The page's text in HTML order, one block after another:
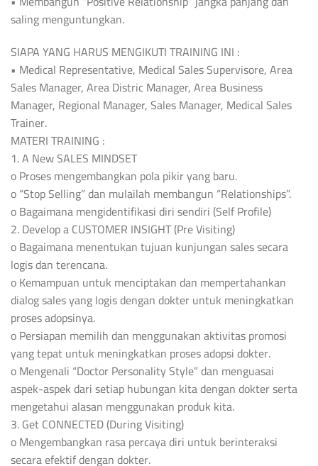
saling menguntungkan.
SIAPA YANG HARUS MENGIKUTI TRAINING INI :
• Medical Representative, Medical Sales Supervisore, Area
Sales Manager, Area Distric Manager, Area Business
Manager, Regional Manager, Sales Manager, Medical Sales
Trainer.
MATERI TRAINING :
1. A New SALES MINDSET
o Proses mengembangkan pola pikir yang baru.
o “Stop Selling” dan mulailah membangun “Relationships”.
o Bagaimana mengidentifikasi diri sendiri (Self Profile)
2. Develop a CUSTOMER INSIGHT (Pre Visiting)
o Bagaimana menentukan tujuan kunjungan sales secara
logis dan terencana.
o Kemampuan untuk menciptakan dan mempertahankan
dialog sales yang logis dengan dokter untuk meningkatkan
proses adopsinya.
o Persiapan memilih dan menggunakan aktivitas promosi
yang tepat untuk meningkatkan proses adopsi dokter.
o Mengenali “Doctor Personality Style” dan menguasai
aspek-aspek dari setiap hubungan kita dengan dokter serta
mengetahui alasan menggunakan produk kita.
3. Get CONNECTED (During Visiting)
o Mengembangkan rasa percaya diri untuk berinteraksi
secara efektif dengan dokter.